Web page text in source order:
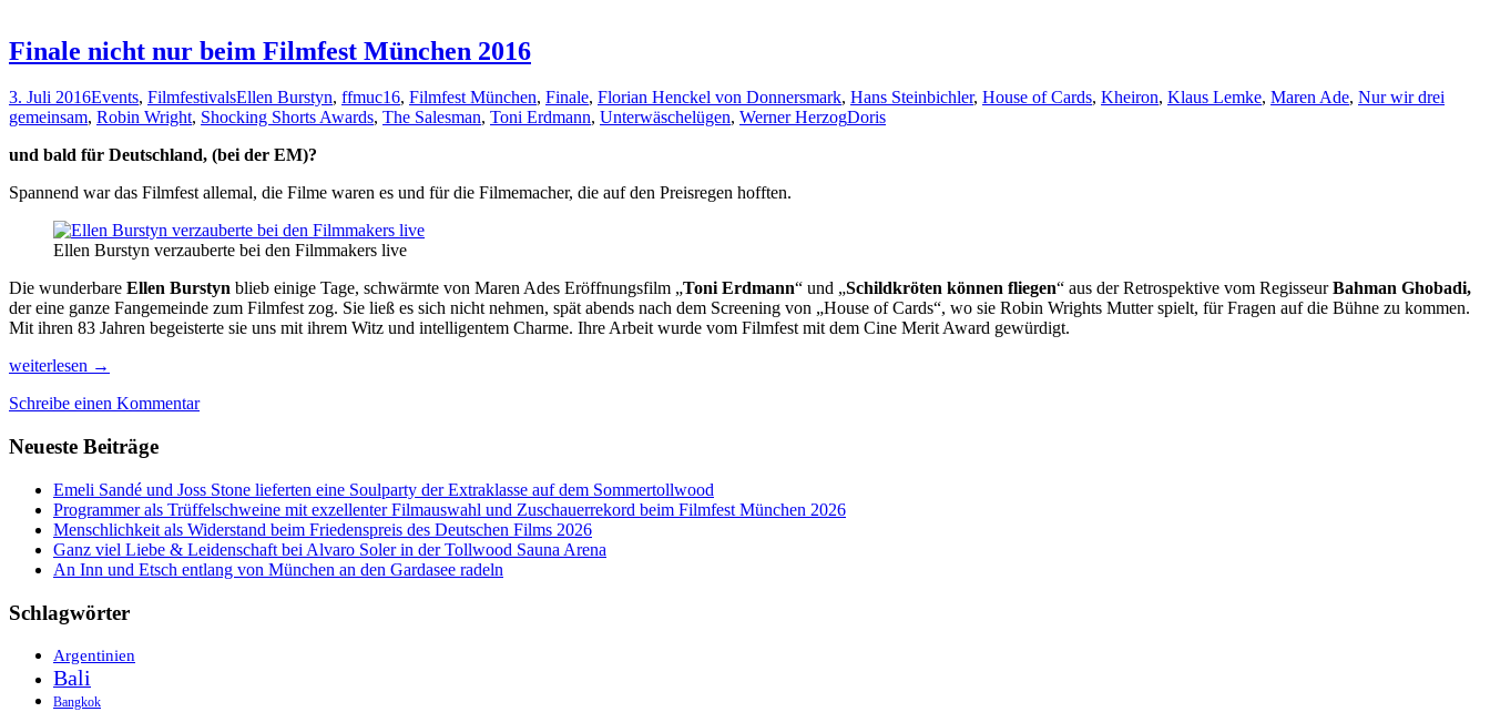
Finale nicht nur beim Filmfest München 2016
3. Juli 2016Events, FilmfestivalsEllen Burstyn, ffmuc16, Filmfest München, Finale, Florian Henckel von Donnersmark, Hans Steinbichler, House of Cards, Kheiron, Klaus Lemke, Maren Ade, Nur wir drei
gemeinsam, Robin Wright, Shocking Shorts Awards, The Salesman, Toni Erdmann, Unterwäschelügen, Werner HerzogDoris
und bald für Deutschland, (bei der EM)?
Spannend war das Filmfest allemal, die Filme waren es und für die Filmemacher, die auf den Preisregen hofften.
Ellen Burstyn verzauberte bei den Filmmakers live
Die wunderbare Ellen Burstyn blieb einige Tage, schwärmte von Maren Ades Eröffnungsfilm „Toni Erdmann“ und „Schildkröten können fliegen“ aus der Retrospektive vom RegisseurBahman Ghobadi,
der eine ganze Fangemeinde zum Filmfest zog. Sie ließ es sich nicht nehmen, spät abends nach dem Screening von „House of Cards“, wo sie Robin Wrights Mutter spielt, für Fragen auf die Bühne zu kommen.
Mit ihren 83 Jahren begeisterte sie uns mit ihrem Witz und intelligentem Charme. Ihre Arbeit wurde vom Filmfest mit dem Cine Merit Award gewürdigt.
Finale
nur
Filmfest
2016
weiterlesen →
Schreibe einen Kommentar
Neueste Beiträge
Emeli Sandé und Joss Stone lieferten eine Soulparty der Extraklasse auf dem Sommertollwood
Programmer als Trüffelschweine mit exzellenter Filmauswahl und Zuschauerrekord beim Filmfest München 2026
Menschlichkeit als Widerstand beim Friedenspreis des Deutschen Films 2026
Ganz viel Liebe & Leidenschaft bei Alvaro Soler in der Tollwood Sauna Arena
An Inn und Etsch entlang von München an den Gardasee radeln
Schlagwörter
Argentinien
Bali
Bangkok